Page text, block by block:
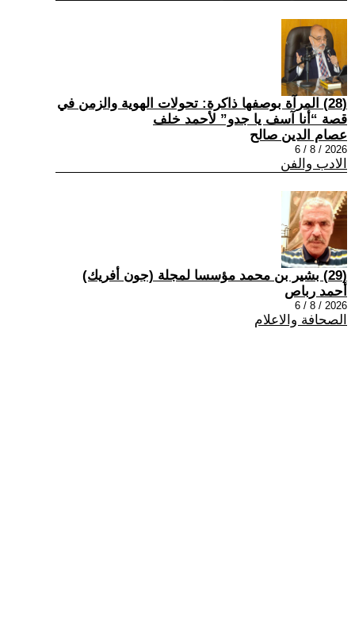
(28) المرآة بوصفها ذاكرة: تحولات الهوية والزمن في
قصة “أنا آسف يا جدو” لأحمد خلف
عصام الدين صالح
2026 / 8 / 6
الادب والفن
(29) بشير بن محمد مؤسسا لمجلة (جون أفريك)
أحمد رباص
2026 / 8 / 6
الصحافة والاعلام